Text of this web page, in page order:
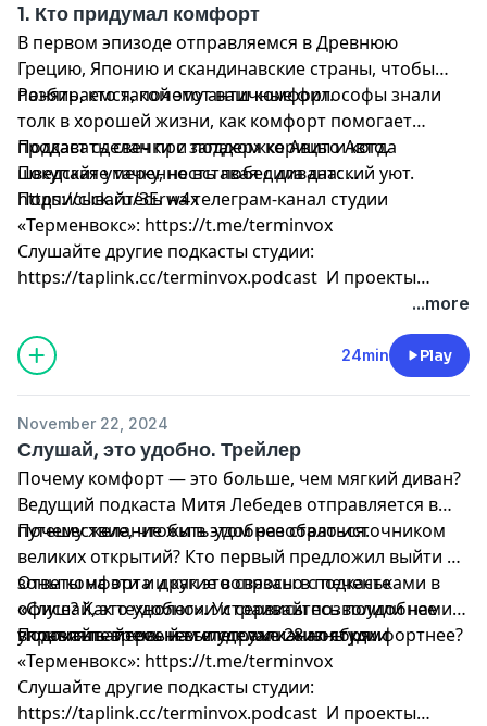
1. Кто придумал комфорт
В первом эпизоде отправляемся в Древнюю
Грецию, Японию и скандинавские страны, чтобы
понять, кто такой этот ваш комфорт.
Разбираемся, почему античные философы знали
толк в хорошей жизни, как комфорт помогает
продавать свечки с запахом корицы и когда
шведская умеренность победила датский уют.
Подкаст сделан при поддержке Авито Авто.
Покупайте тачку, не вставая с дивана:
https://clck.ru/3Erw4x
Подписывайтесь на телеграм-канал студии
«Терменвокс»: https://t.me/terminvox
Слушайте другие подкасты студии:
https://taplink.cc/terminvox.podcast И проекты
...more
24min Play
November 22, 2024
Слушай, это удобно. Трейлер
Почему комфорт — это больше, чем мягкий диван?
Ведущий подкаста Митя Лебедев отправляется в
путешествие, чтобы в этом разобраться.
Почему желание жить удобнее стало источником
великих открытий? Кто первый предложил выйти из
зоны комфорта и как это связано с печеньками в
офисе? Как технологии и сервисы позволили нам
управлять временем и сделали жизнь комфортнее?
Ответы на эти и другие вопросы в подкасте
«Слушай, это удобно». Устраивайтесь поудобнее и
включайте первый выпуск уже 28 ноября.
Подписывайтесь на телеграм-канал студии
«Терменвокс»: https://t.me/terminvox
Слушайте другие подкасты студии:
https://taplink.cc/terminvox.podcast И проекты